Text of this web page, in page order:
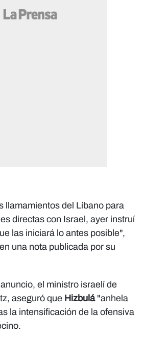
llamamientos del Líbano para
directas con Israel, ayer instruí
las iniciará lo antes posible",
en una nota publicada por su
el ministro israelí de
aseguró que Hizbulá"anhela
la intensificación de la ofensiva